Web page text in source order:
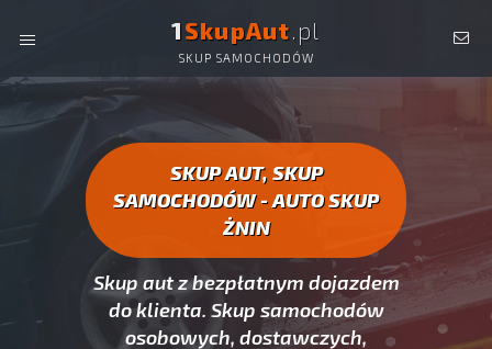
1SkupAut.pl
SKUP SAMOCHODÓW
AUTO SKUP ŻNIN -
SAMOCHODÓW ŻNIN
SKUP AUT, SKUP
SAMOCHODÓW - AUTO SKUP
ŻNIN
Skup aut z bezpłatnym dojazdem
do klienta. Skup samochodów
osobowych, dostawczych,